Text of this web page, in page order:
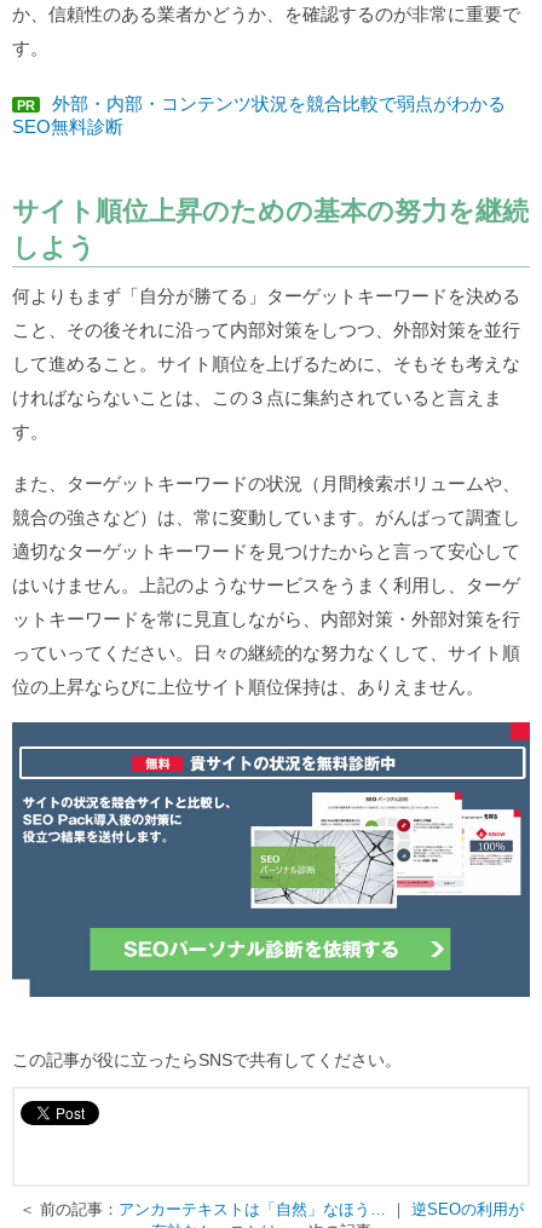
か、信頼性のある業者かどうか、を確認するのが非常に重要で
す。
PR
外部・内部・コンテンツ状況を競合比較で弱点がわかる
SEO無料診断
サイト順位上昇のための基本の努力を継続
しよう
何よりもまず「自分が勝てる」ターゲットキーワードを決める
こと、その後それに沿って内部対策をしつつ、外部対策を並行
して進めること。サイト順位を上げるために、そもそも考えな
ければならないことは、この３点に集約されていると言えま
す。
また、ターゲットキーワードの状況（月間検索ボリュームや、
競合の強さなど）は、常に変動しています。がんばって調査し
適切なターゲットキーワードを見つけたからと言って安心して
はいけません。上記のようなサービスをうまく利用し、ターゲ
ットキーワードを常に見直しながら、内部対策・外部対策を行
っていってください。日々の継続的な努力なくして、サイト順
位の上昇ならびに上位サイト順位保持は、ありえません。
この記事が役に立ったらSNSで共有してください。
＜ 前の記事： アンカーテキストは「自然」なほう… ｜ 逆SEOの利用が